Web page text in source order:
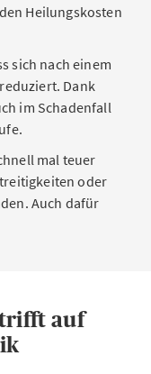
Heilungskosten
sich nach einem
Dank
im Schadenfall
mal teuer
oder
Auch dafür
trifft auf